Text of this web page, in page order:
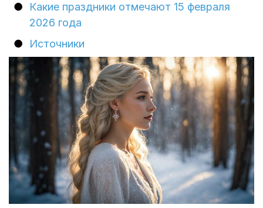
Какие праздники отмечают 15 февраля
2026 года
Источники